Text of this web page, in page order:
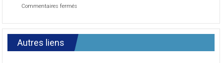
Commentaires fermés
congrès
international
anciens
Autres liens